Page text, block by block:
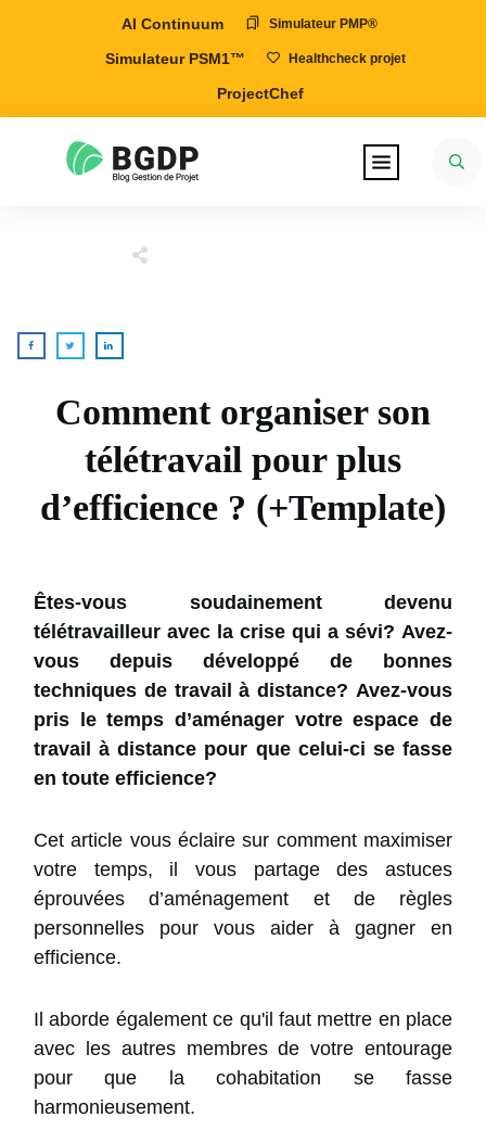
AI Continuum Simulateur PMP®
Simulateur PSM1™ Healthcheck projet
ProjectChef
Comment organiser son
télétravail pour plus
d’efficience ? (+Template)
Êtes-vous soudainement devenu
télétravailleur avec la crise qui a sévi? Avez-
vous depuis développé de bonnes
techniques de travail à distance? Avez-vous
pris le temps d’aménager votre espace de
travail à distance pour que celui-ci se fasse
en toute efficience?
Cet article vous éclaire sur comment maximiser
votre temps, il vous partage des astuces
éprouvées d’aménagement et de règles
personnelles pour vous aider à gagner en
efficience.
Il aborde également ce qu'il faut mettre en place
avec les autres membres de votre entourage
pour que la cohabitation se fasse
harmonieusement.